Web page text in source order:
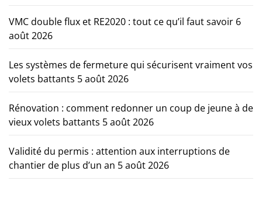
VMC double flux et RE2020 : tout ce qu’il faut savoir 6
août 2026
Les systèmes de fermeture qui sécurisent vraiment vos
volets battants 5 août 2026
Rénovation : comment redonner un coup de jeune à de
vieux volets battants 5 août 2026
Validité du permis : attention aux interruptions de
chantier de plus d’un an 5 août 2026